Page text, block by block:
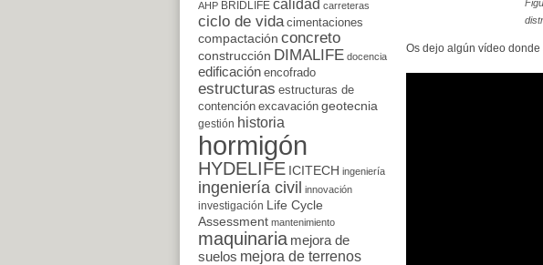
Os dejo algún vídeo
AHP BRIDLIFE calidad carreteras
ciclo de vida cimentaciones
compactación concreto
construcción DIMALIFE docencia
edificación encofrado
estructuras estructuras de
contención excavación geotecnia
gestión historia
hormigón
HYDELIFE ICITECH ingeniería
ingeniería civil innovación
investigación
Life Cycle
Assessment mantenimiento
maquinaria mejora de
suelos mejora de terrenos